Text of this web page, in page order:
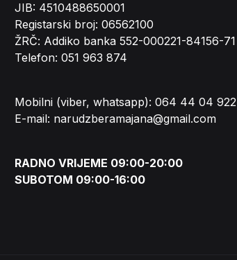
JIB: 4510488650001
Registarski broj: 06562100
ŽRČ: Addiko banka 552-000221-84156-71
Telefon: 051 963 874
Mobilni (viber, whatsapp): 064 44 04 922
E-mail: narudzberamajana@gmail.com
RADNO VRIJEME 09:00-20:00
SUBOTOM 09:00-16:00